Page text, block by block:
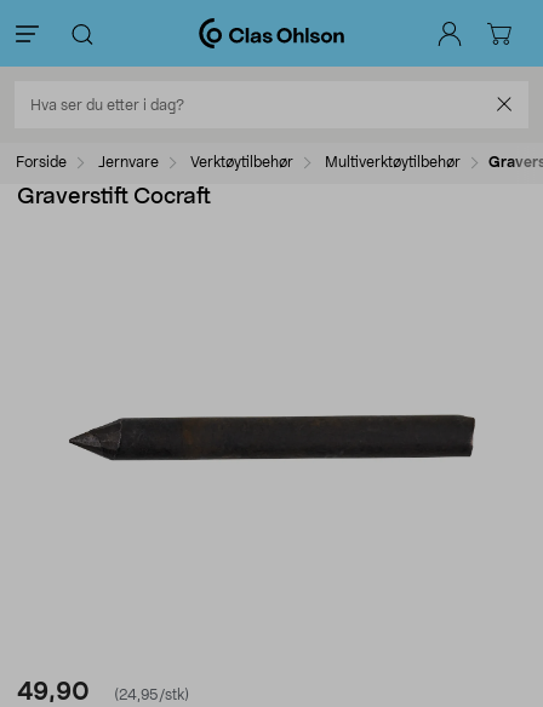
Forside Jernvare Verktøytilbehør Multiverktøytilbehør
Graverstift Cocraft
49,90
(24,95/stk)